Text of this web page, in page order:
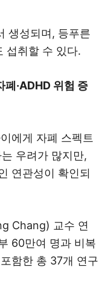
생성되며, 등푸른
섭취할 수 있다.
·ADHD 위험 증
에게 자폐 스펙트
우려가 많지만,
연관성이 확인되
Chang) 교수 연
60만여 명과 비복
함한 총 37개 연구